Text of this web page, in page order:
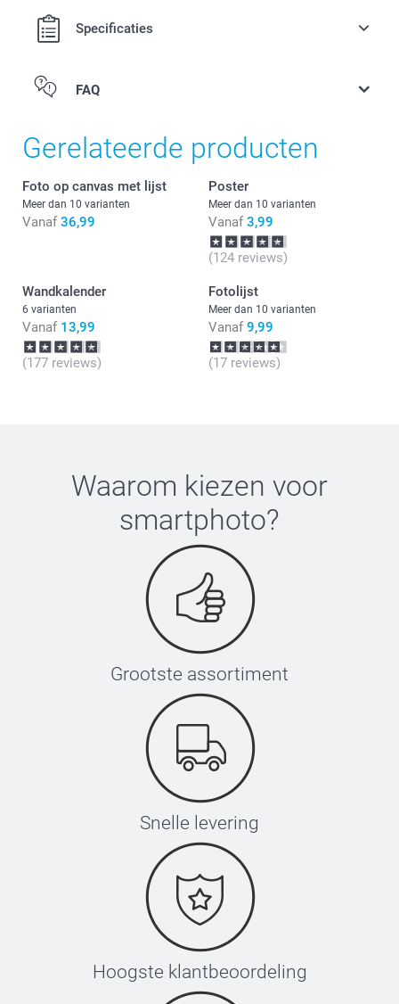
Specificaties
FAQ
Gerelateerde producten
Foto op canvas met lijst
Meer dan 10 varianten
Vanaf 36,99
Poster
Meer dan 10 varianten
Vanaf 3,99
(124 reviews)
Wandkalender
6 varianten
Vanaf 13,99
(177 reviews)
Fotolijst
Meer dan 10 varianten
Vanaf 9,99
(17 reviews)
Waarom kiezen voor
smartphoto?
Grootste assortiment
Snelle levering
Hoogste klantbeoordeling